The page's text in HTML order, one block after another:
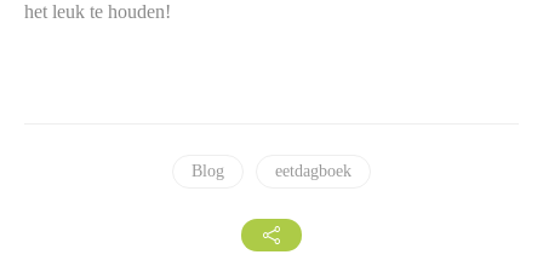
het leuk te houden!
Blog eetdagboek